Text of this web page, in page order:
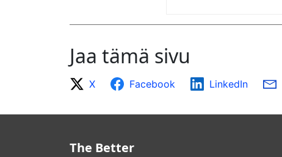
Jaa tämä sivu
X Facebook LinkedIn
The Better